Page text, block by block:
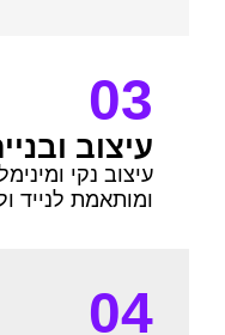
03
עיצוב
עיצוב נקי
ומותאמת לנייד
04